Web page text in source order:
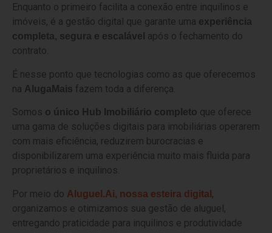
Enquanto o primeiro facilita a conexão entre inquilinos e
imóveis, é a gestão digital que garante uma experiência
completa, segura e escalável após o fechamento do
contrato.
É nesse ponto que tecnologias como as que oferecemos
na AlugaMais fazem toda a diferença.
Somos o único Hub Imobiliário completo que oferece
uma gama de soluções digitais para imobiliárias operarem
com mais eficiência, reduzirem burocracias e
disponibilizarem uma experiência muito mais fluida para
proprietários e inquilinos.
Por meio do Aluguel.Ai, nossa esteira digital ,
organizamos e otimizamos sua gestão de aluguel,
entregando praticidade para inquilinos e produtividade